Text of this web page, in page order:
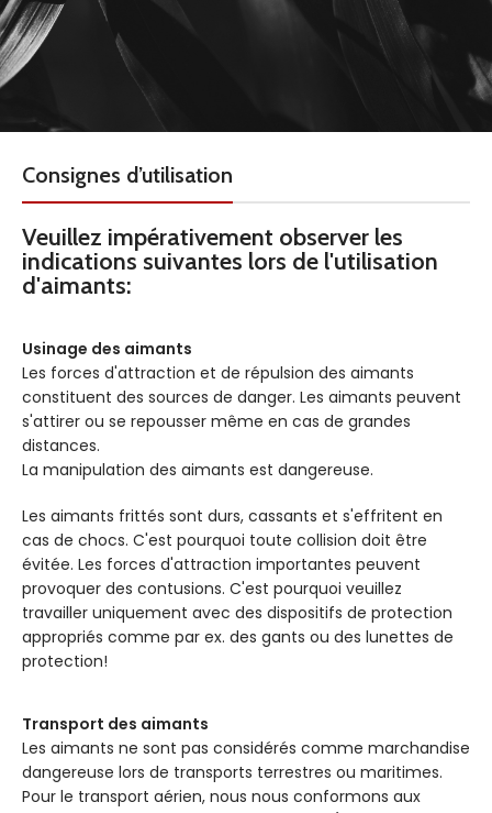
Consignes d’utilisation
Veuillez impérativement observer les
indications suivantes lors de l'utilisation
d'aimants:
Usinage des aimants
Les forces d'attraction et de répulsion des aimants
constituent des sources de danger. Les aimants peuvent
s'attirer ou se repousser même en cas de grandes
distances.
La manipulation des aimants est dangereuse.
Les aimants frittés sont durs, cassants et s'effritent en
cas de chocs. C'est pourquoi toute collision doit être
évitée. Les forces d'attraction importantes peuvent
provoquer des contusions. C'est pourquoi veuillez
travailler uniquement avec des dispositifs de protection
appropriés comme par ex. des gants ou des lunettes de
protection!
Transport des aimants
Les aimants ne sont pas considérés comme marchandise
dangereuse lors de transports terrestres ou maritimes.
Pour le transport aérien, nous nous conformons aux